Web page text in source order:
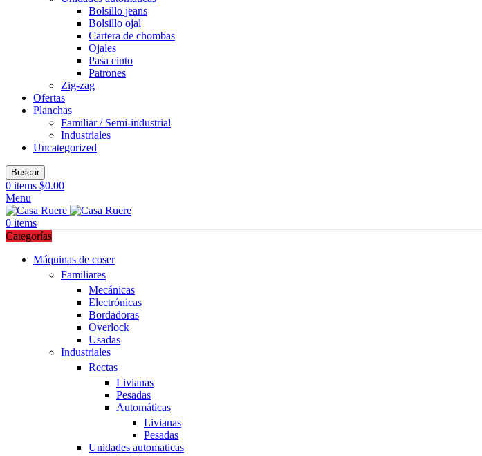
Bolsillo jeans
Bolsillo ojal
Cartera de chombas
Ojales
Pasa cinto
Patrones
Zig-zag
Ofertas
Planchas
Familiar / Semi-industrial
Industriales
Uncategorized
Buscar
0 items $0.00
Menu
0 items
Categorías
Máquinas de coser
Familiares
Mecánicas
Electrónicas
Bordadoras
Overlock
Usadas
Industriales
Rectas
Livianas
Pesadas
Automáticas
Livianas
Pesadas
Unidades automaticas